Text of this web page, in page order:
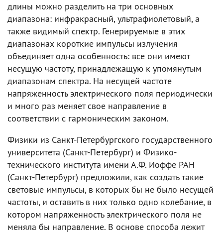
длины можно разделить на три основных
диапазона: инфракрасный, ультрафиолетовый, а
также видимый спектр. Генерируемые в этих
диапазонах короткие импульсы излучения
объединяет одна особенность: все они имеют
несущую частоту, принадлежащую к упомянутым
диапазонам спектра. На несущей частоте
напряженность электрического поля периодически
и много раз меняет свое направление в
соответствии с гармоническим законом.
Физики из Санкт-Петербургского государственного
университета (Санкт-Петербург) и Физико-
технического института имени А.Ф. Иоффе РАН
(Санкт-Петербург) предложили, как создать такие
световые импульсы, в которых бы не было несущей
частоты, и оставить в них только одно колебание, в
котором напряженность электрического поля не
меняла бы направление. В основе способа лежит